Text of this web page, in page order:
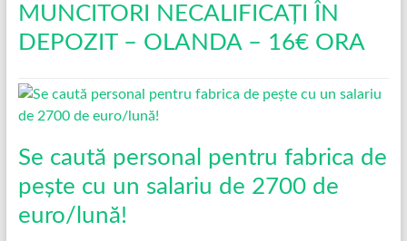
MUNCITORI NECALIFICAȚI ÎN
DEPOZIT – OLANDA – 16€ ORA
Se caută personal pentru fabrica de
pește cu un salariu de 2700 de
euro/lună!